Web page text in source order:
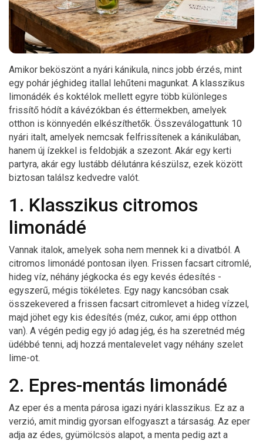
Amikor beköszönt a nyári kánikula, nincs jobb érzés, mint
egy pohár jéghideg itallal lehűteni magunkat. A klasszikus
limonádék és koktélok mellett egyre több különleges
frissítő hódít a kávézókban és éttermekben, amelyek
otthon is könnyedén elkészíthetők. Összeválogattunk 10
nyári italt, amelyek nemcsak felfrissítenek a kánikulában,
hanem új ízekkel is feldobják a szezont. Akár egy kerti
partyra, akár egy lustább délutánra készülsz, ezek között
biztosan találsz kedvedre valót.
1. Klasszikus citromos
limonádé
Vannak italok, amelyek soha nem mennek ki a divatból. A
citromos limonádé pontosan ilyen. Frissen facsart citromlé,
hideg víz, néhány jégkocka és egy kevés édesítés -
egyszerű, mégis tökéletes. Egy nagy kancsóban csak
összekevered a frissen facsart citromlevet a hideg vízzel,
majd jöhet egy kis édesítés (méz, cukor, ami épp otthon
van). A végén pedig egy jó adag jég, és ha szeretnéd még
üdébbé tenni, adj hozzá mentalevelet vagy néhány szelet
lime-ot.
2. Epres-mentás limonádé
Az eper és a menta párosa igazi nyári klasszikus. Ez az a
verzió, amit mindig gyorsan elfogyaszt a társaság. Az eper
adja az édes, gyümölcsös alapot, a menta pedig azt a